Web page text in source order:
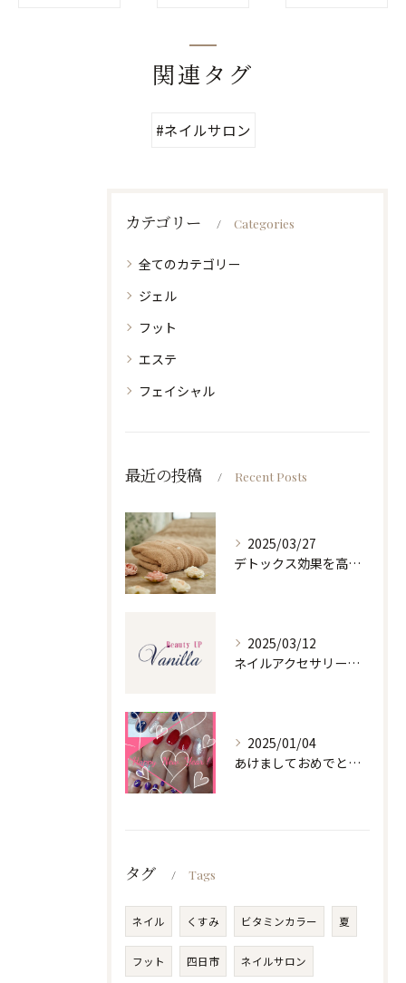
関連タグ
#ネイルサロン
カテゴリー Categories
全てのカテゴリー
ジェル
フット
エステ
フェイシャル
最近の投稿 Recent Posts
2025/03/27
デトックス効果を高めるホルミシスリンパエステ
2025/03/12
ネイルアクセサリーの魅力と選び方
2025/01/04
あけましておめでとうございます
タグ Tags
ネイル くすみ ビタミンカラー 夏
フット 四日市 ネイルサロン